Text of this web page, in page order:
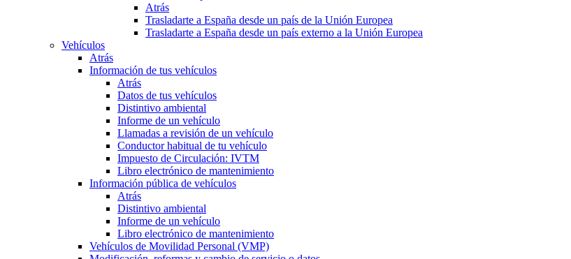
Atrás
Trasladarte a España desde un país de la Unión Europea
Trasladarte a España desde un país externo a la Unión Europea
Vehículos
Atrás
Información de tus vehículos
Atrás
Datos de tus vehículos
Distintivo ambiental
Informe de un vehículo
Llamadas a revisión de un vehículo
Conductor habitual de tu vehículo
Impuesto de Circulación: IVTM
Libro electrónico de mantenimiento
Información pública de vehículos
Atrás
Distintivo ambiental
Informe de un vehículo
Libro electrónico de mantenimiento
Vehículos de Movilidad Personal (VMP)